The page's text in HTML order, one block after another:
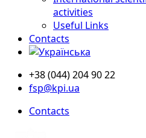
activities
Useful Links
Contacts
+38 (044) 204 90 22
fsp@kpi.ua
Contacts